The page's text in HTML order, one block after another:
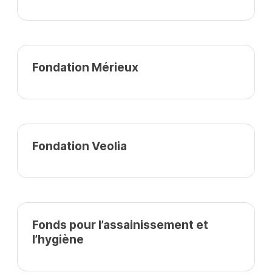
Fondation Mérieux
Fondation Veolia
Fonds pour l’assainissement et
l’hygiène